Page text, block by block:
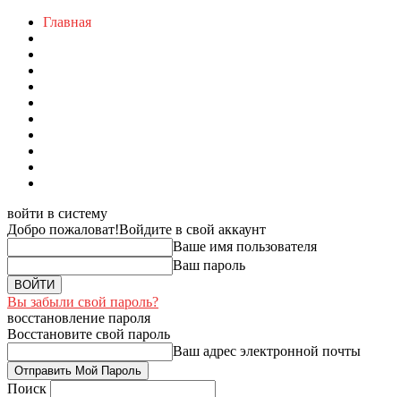
Главная
войти в систему
Добро пожаловат!Войдите в свой аккаунт
Ваше имя пользователя
Ваш пароль
Вы забыли свой пароль?
восстановление пароля
Восстановите свой пароль
Ваш адрес электронной почты
Поиск